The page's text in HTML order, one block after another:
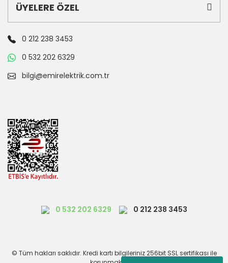
ÜYELERE ÖZEL
0 212 238 3453
0 532 202 6329
bilgi@emirelektrik.com.tr
0 532 202 6329 0 212 238 3453
© Tüm hakları saklıdır. Kredi kartı bilgileriniz 256bit SSL sertifikası ile